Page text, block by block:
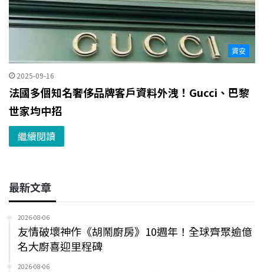
資安
2025-09-16
法國多個知名奢侈品牌客戶資料外洩！Gucci、巴黎
世家均中招
繼續閱讀
最新文章
2026-08-06
友情破壞神作《胡鬧廚房》10週年！全球齊聚逾億
名大廚喜迎里程碑
2026-08-06